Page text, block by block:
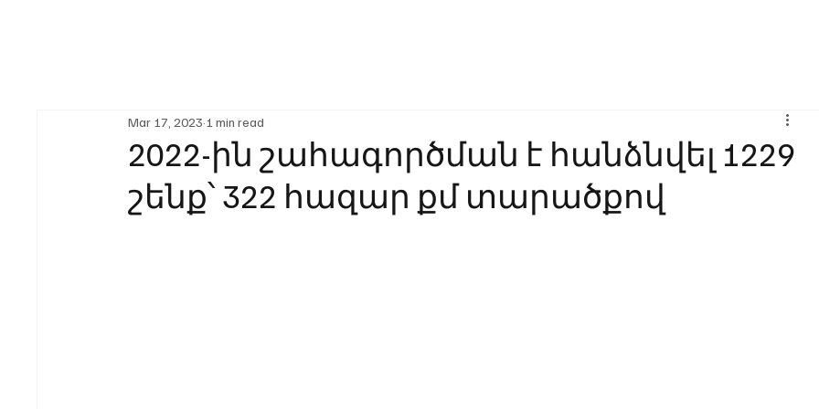
2022-ին շահագործման է հանձնվել 1229
շենք՝ 322 հազար քմ տարածքով
Mar 17, 2023 1 min read